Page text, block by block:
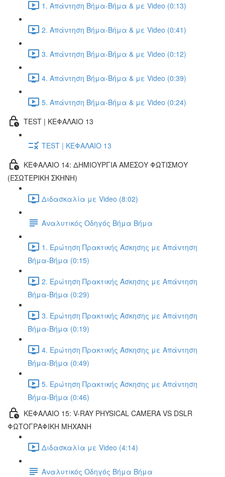
1. Απάντηση Βήμα-Βήμα & με Video (0:13)
2. Απάντηση Βήμα-Βήμα & με Video (0:41)
3. Απάντηση Βήμα-Βήμα & με Video (0:12)
4. Απάντηση Βήμα-Βήμα & με Video (0:39)
5. Απάντηση Βήμα-Βήμα & με Video (0:24)
TEST | ΚΕΦΑΛΑΙΟ 13
TEST | ΚΕΦΑΛΑΙΟ 13
ΚΕΦΑΛΑΙΟ 14: ΔΗΜΙΟΥΡΓΙΑ ΑΜΕΣΟΥ ΦΩΤΙΣΜΟΥ
(ΕΣΩΤΕΡΙΚΗ ΣΚΗΝΗ)
Διδασκαλία με Video (8:02)
Αναλυτικός Οδηγός Βήμα Βήμα
1. Ερώτηση Πρακτικής Άσκησης με Απάντηση
Βήμα-Βήμα (0:15)
2. Ερώτηση Πρακτικής Άσκησης με Απάντηση
Βήμα-Βήμα (0:29)
3. Ερώτηση Πρακτικής Άσκησης με Απάντηση
Βήμα-Βήμα (0:19)
4. Ερώτηση Πρακτικής Άσκησης με Απάντηση
Βήμα-Βήμα (0:49)
5. Ερώτηση Πρακτικής Άσκησης με Απάντηση
Βήμα-Βήμα (0:46)
ΚΕΦΑΛΑΙΟ 15: V-RAY PHYSICAL CAMERA VS DSLR
ΦΩΤΟΓΡΑΦΙΚΗ ΜΗΧΑΝΗ
Διδασκαλία με Video (4:14)
Αναλυτικός Οδηγός Βήμα Βήμα